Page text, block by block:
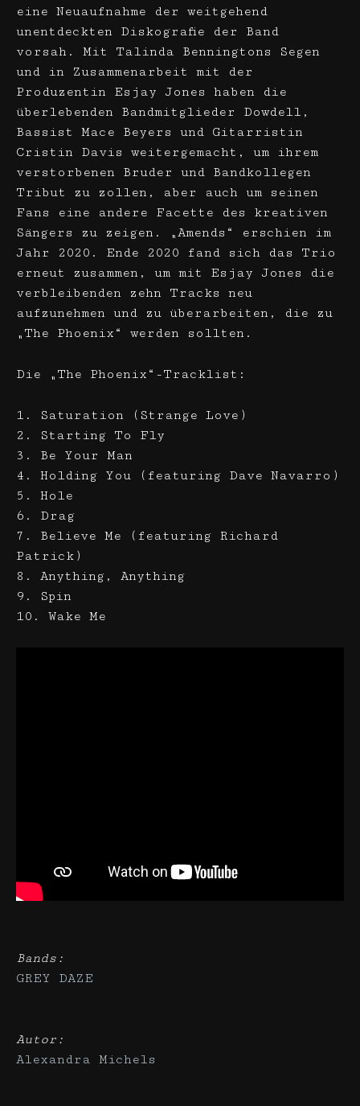
eine Neuaufnahme der weitgehend
unentdeckten Diskografie der Band
vorsah. Mit Talinda Benningtons Segen
und in Zusammenarbeit mit der
Produzentin Esjay Jones haben die
überlebenden Bandmitglieder Dowdell,
Bassist Mace Beyers und Gitarristin
Cristin Davis weitergemacht, um ihrem
verstorbenen Bruder und Bandkollegen
Tribut zu zollen, aber auch um seinen
Fans eine andere Facette des kreativen
Sängers zu zeigen. „Amends“ erschien im
Jahr 2020. Ende 2020 fand sich das Trio
erneut zusammen, um mit Esjay Jones die
verbleibenden zehn Tracks neu
aufzunehmen und zu überarbeiten, die zu
„The Phoenix“ werden sollten.
Die „The Phoenix“-Tracklist:
1. Saturation (Strange Love)
2. Starting To Fly
3. Be Your Man
4. Holding You (featuring Dave Navarro)
5. Hole
6. Drag
7. Believe Me (featuring Richard
Patrick)
8. Anything, Anything
9. Spin
10. Wake Me
Bands:
GREY DAZE
Autor:
Alexandra Michels